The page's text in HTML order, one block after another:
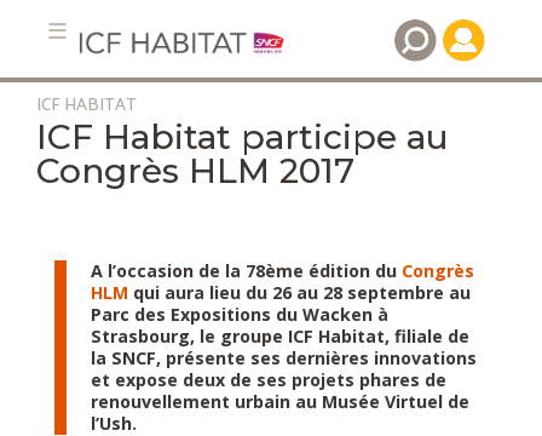
Aller
contenu
ICF HABITAT
ICF Habitat participe au
Congrès HLM 2017
A l’occasion de la 78ème édition du Congrès
HLM qui aura lieu du 26 au 28 septembre au
Parc des Expositions du Wacken à
Strasbourg, le groupe ICF Habitat, filiale de
la SNCF, présente ses dernières innovations
et expose deux de ses projets phares de
renouvellement urbain au Musée Virtuel de
l’Ush.